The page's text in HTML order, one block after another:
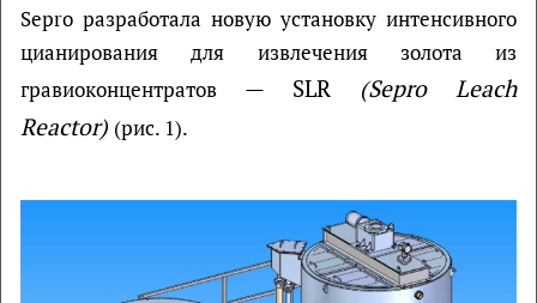
Sepro разработала новую установку интенсивного
цианирования для извлечения золота из
гравиоконцентратов — SLR (Sepro Leach
Reactor) (рис. 1).